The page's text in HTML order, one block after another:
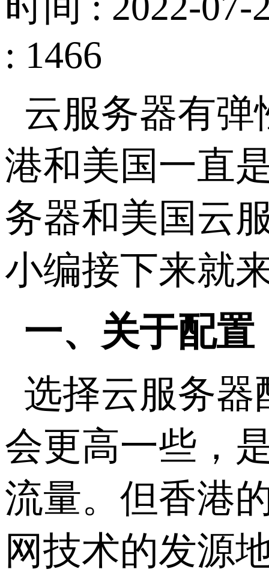
: 1466
云服务器有
港和美国一直
务器和美国云
小编接下来就
一、关于配置
选择云服务器
会更高一些，
流量。但香港
网技术的发源